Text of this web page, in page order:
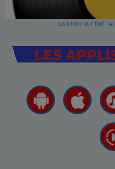
La radio qui fait
LES